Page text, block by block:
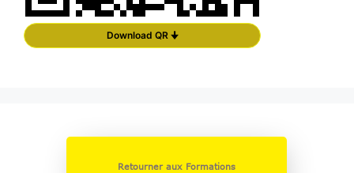
Download QR 🠋
Retourner aux Formations